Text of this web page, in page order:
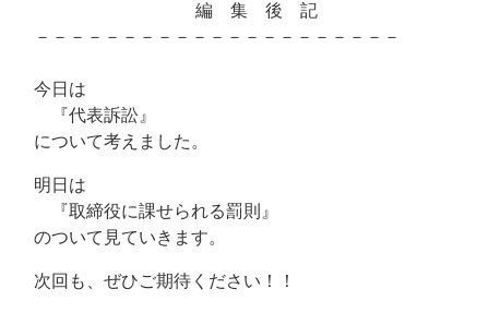
編 集 後 記
－－－－－－－－－－－－－－－－－－－－－
今日は
『代表訴訟』
について考えました。
明日は
『取締役に課せられる罰則』
のついて見ていきます。
次回も、ぜひご期待ください！！